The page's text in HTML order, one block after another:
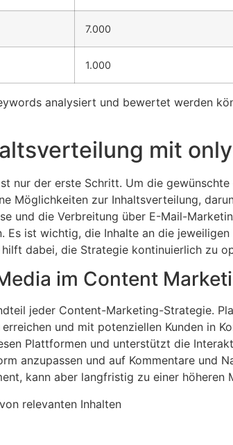
7.000
1.000
analysiert und bewertet werden
mit
nur der erste Schritt. Um die
Möglichkeiten zur Inhaltsverteilung,
und die Verbreitung über E-Mail-
Es ist wichtig, die Inhalte an die
dabei, die Strategie kontinuierlich zu
im Content
jeder Content-Marketing-Strategie.
und mit potenziellen Kunden in
Plattformen und unterstützt die
anzupassen und auf Kommentare und
kann aber langfristig zu einer höheren
relevanten Inhalten